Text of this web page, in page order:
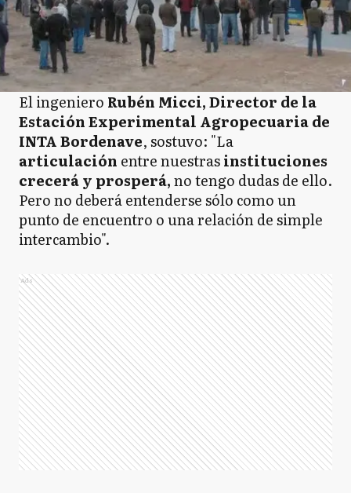
El ingeniero Rubén Micci, Director de la
Estación Experimental Agropecuaria de
INTA Bordenave, sostuvo: "La
articulación entre nuestrasinstituciones
crecerá y prosperá,no tengo dudas de ello.
Pero no deberá entenderse sólo como un
punto de encuentro o una relación de simple
intercambio".
Ads